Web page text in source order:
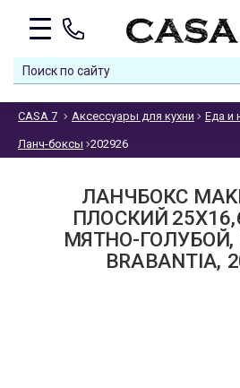
CASA 7 Аксессуары для кухни Еда и
Ланч-боксы 202926
ЛАНЧБОКС
ПЛОСКИЙ
МЯТНО-
BRABANTIA,